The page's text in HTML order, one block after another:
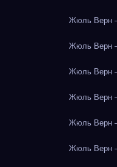
Жюль Верн
Жюль Верн
Жюль Верн
Жюль Верн
Жюль Верн
Жюль Верн